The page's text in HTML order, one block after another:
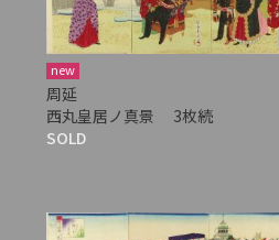
new
周延
西丸皇居ノ真景 3枚続
SOLD